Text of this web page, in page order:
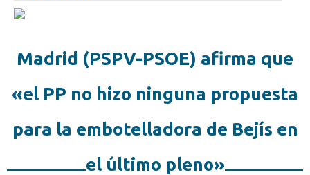
Madrid (PSPV-PSOE) afirma que
«el PP no hizo ninguna propuesta
para la embotelladora de Bejís en
el último pleno»